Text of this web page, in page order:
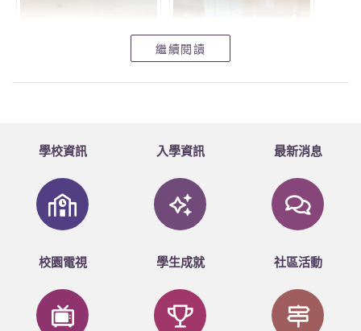
繼續閱讀
學校資訊 入學資訊 最新消息
校園電視 學生成就 社區活動